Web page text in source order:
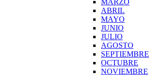
MARZO
ABRIL
MAYO
JUNIO
JULIO
AGOSTO
SEPTIEMBRE
OCTUBRE
NOVIEMBRE